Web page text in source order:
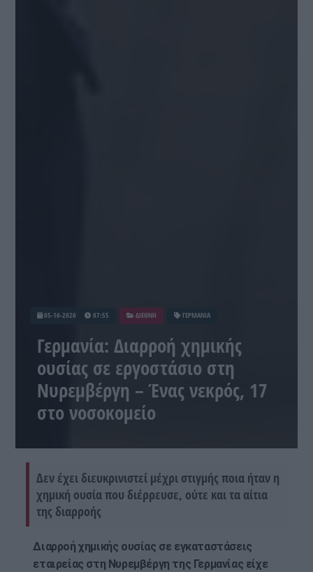
05-16-2026 07:55 ΔΙΕΘΝΗ ΓΕΡΜΑΝΙΑ
Γερμανία: Διαρροή χημικής
ουσίας σε εργοστάσιο στη
Νυρεμβέργη – Ένας νεκρός, 17
στο νοσοκομείο
Δεν έχει διευκρινιστεί μέχρι στιγμής ποια ήταν η
χημική ουσία που διέρρευσε, ούτε και τα αίτια
της διαρροής
Διαρροή χημικής ουσίας σε εγκαταστάσεις
εταιρείας στη Νυρεμβέργη της Γερμανίας είχε